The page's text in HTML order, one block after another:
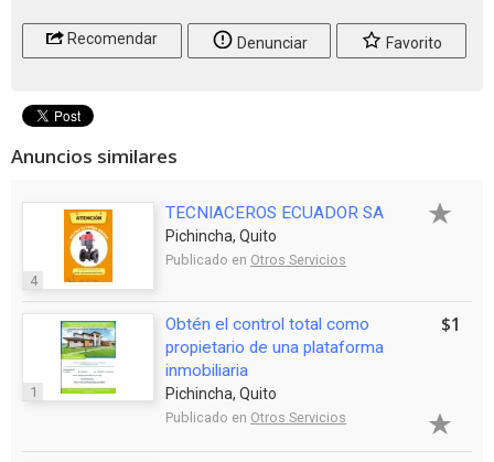
Recomendar Denunciar Favorito
Anuncios similares
4
TECNIACEROS ECUADOR SA
Pichincha, Quito
Publicado en Otros Servicios
1
Obtén el control total como
propietario de una plataforma
inmobiliaria
Pichincha, Quito
Publicado en Otros Servicios
$1